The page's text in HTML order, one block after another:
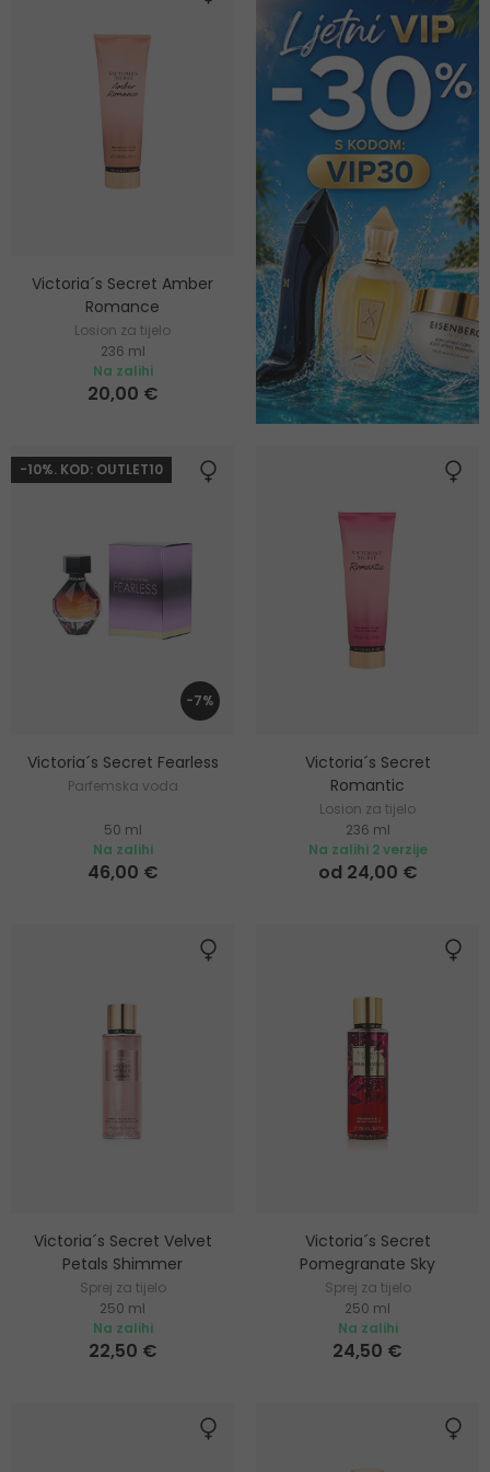
Victoria´s Secret Amber
Romance
Losion za tijelo
236 ml
Na zalihi
20,00 €
-10%. KOD: OUTLET10
-7%
Victoria´s Secret Fearless
Parfemska voda
50 ml
Na zalihi
46,00 €
Victoria´s Secret
Romantic
Losion za tijelo
236 ml
Na zalihi 2 verzije
od 24,00 €
Victoria´s Secret Velvet
Petals Shimmer
Sprej za tijelo
250 ml
Na zalihi
22,50 €
Victoria´s Secret
Pomegranate Sky
Sprej za tijelo
250 ml
Na zalihi
24,50 €